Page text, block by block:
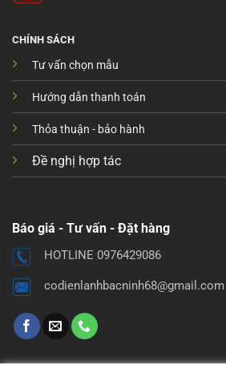
CHÍNH SÁCH
Tư vấn chọn mẫu
Hướng dẫn thanh toán
Thỏa thuận - bảo hành
Đề nghị hợp tác
Báo giá - Tư vấn - Đặt hàng
HOTLINE 0976429086
codienlanhbacninh68@gmail.com